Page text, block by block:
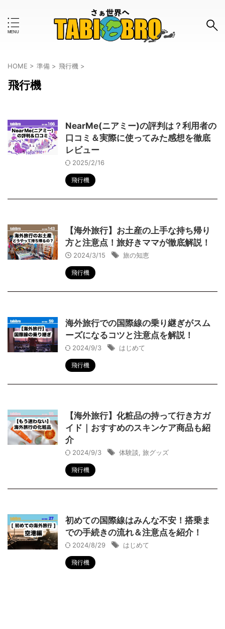
キーワードで検索する
#おすすめのタグ
ボランティア モデルコース ワーホリ 一人旅
体験談
旅グッズ
防犯
HOME > 準備 > 飛行機 >
飛行機
NearMe(ニアミー)の評判は？利用者の
口コミ＆実際に使ってみた感想を徹底
レビュー
2025/2/16
飛行機
【海外旅行】お土産の上手な持ち帰り
方と注意点！旅好きママが徹底解説！
2024/3/15 旅の知恵
飛行機
海外旅行での国際線の乗り継ぎがスム
ーズになるコツと注意点を解説！
2024/9/3 はじめて
飛行機
【海外旅行】化粧品の持って行き方ガ
イド｜おすすめのスキンケア商品も紹
介
2024/9/3 体験談 旅グッズ
飛行機
初めての国際線はみんな不安！搭乗ま
での手続きの流れ＆注意点を紹介！
2024/8/29 はじめて
飛行機